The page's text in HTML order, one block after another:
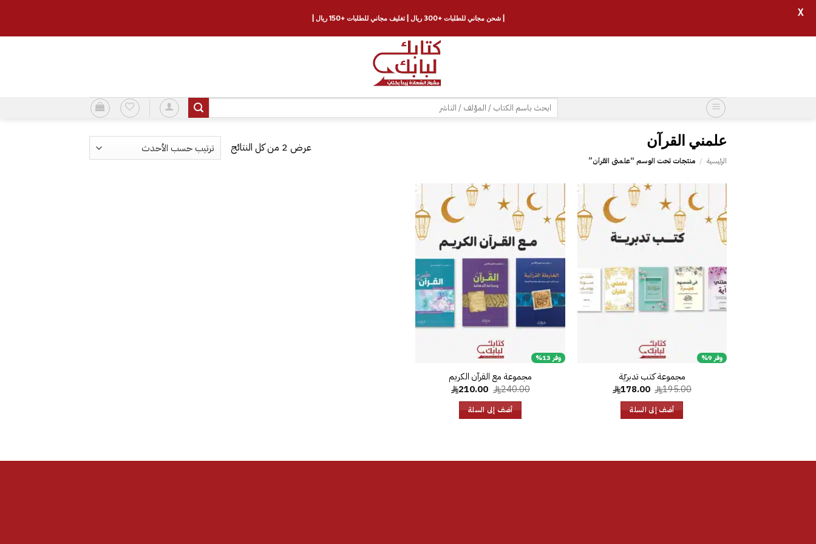
البحث
عن:
علمني القرآن
الرئيسية / منتجات تحت الوسم “علمني القرآن”
عرض ⁦2⁩ من كل النتائج
تم
الفرز
وفر 9%
إضافة
إلى
قائمة
الرغبات
مجموعة كتب تدبريّة
195.00
السعر
الأصلي
هو:
195.00.
178.00 السعر
الحالي
أضف إلى السلة
وفر 13%
إضافة
إلى
قائمة
الرغبات
مجموعة مع القرآن الكريم
240.00
السعر
الأصلي
هو:
240.00.
210.00 السعر
الحالي
أضف إلى السلة
| شحن مجاني للطلبات +300 ريال | تغليف مجاني للطلبات +150 ريال | X